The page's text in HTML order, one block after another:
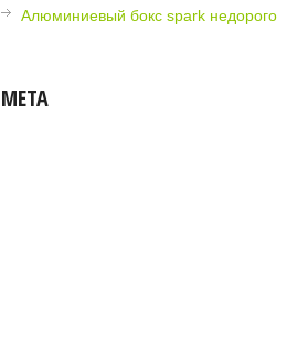
Алюминиевый бокс spark недорого
МЕТА